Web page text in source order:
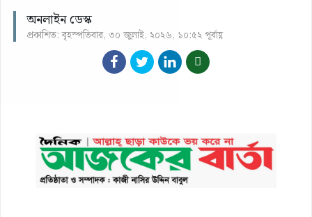
অনলাইন ডেস্ক
প্রকাশিত: বৃহস্পতিবার, ৩০ জুলাই, ২০২৬, ১০:৫২ পূর্বাহ্ণ